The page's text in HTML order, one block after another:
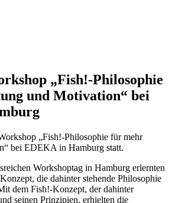
„Fish!-Philosophie
und Motivation“ bei
„Fish!-Philosophie für mehr
bei EDEKA in Hamburg statt.
Workshoptag in Hamburg erlernten
die dahinter stehende Philosophie
dem Fish!-Konzept, der dahinter
seinen Prinzipien, erhielten die